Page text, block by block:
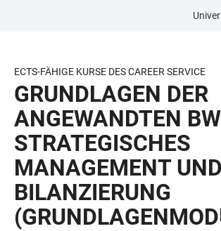
BARRIEREFREIHEIT
ECTS-FÄHIGE KURSE DES CAREER SERVICE
GRUNDLAGEN DER
ANGEWANDTEN
STRATEGISCHES
MANAGEMENT UND
BILANZIERUNG